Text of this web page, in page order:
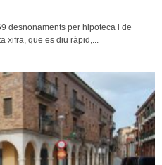
desnonaments per hipoteca i de
xifra, que es diu ràpid,...